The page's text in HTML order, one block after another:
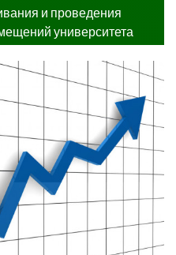
и проведения
университета